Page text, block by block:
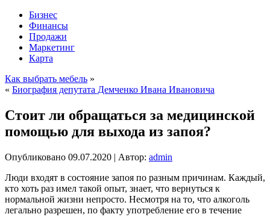
Бизнес
Финансы
Продажи
Маркетинг
Карта
Как выбрать мебель »
« Биография депутата Демченко Ивана Ивановича
Стоит ли обращаться за медицинской
помощью для выхода из запоя?
Опубликовано 09.07.2020 | Автор: admin
Люди входят в состояние запоя по разным причинам. Каждый,
кто хоть раз имел такой опыт, знает, что вернуться к
нормальной жизни непросто. Несмотря на то, что алкоголь
легально разрешен, по факту употребление его в течение